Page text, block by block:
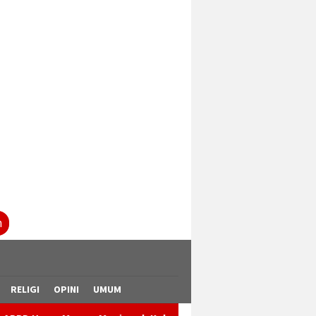
RELIGI OPINI UMUM